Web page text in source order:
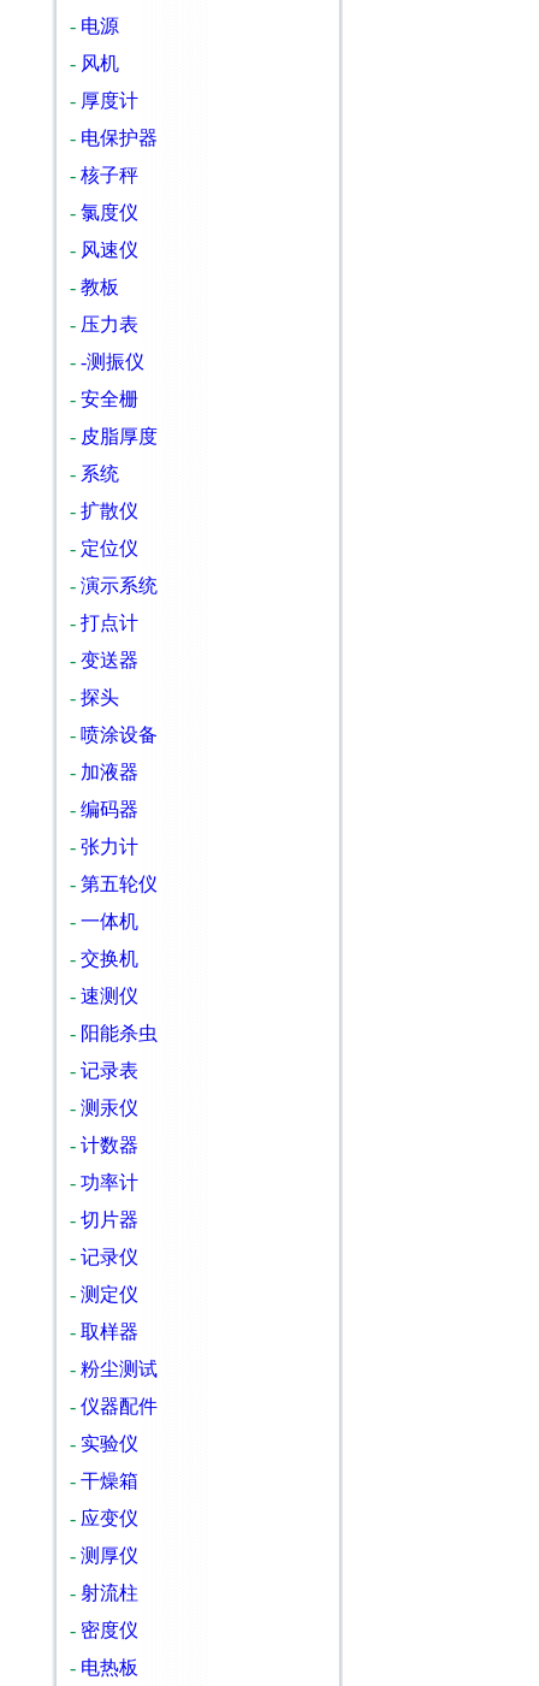
- 电源
- 风机
- 厚度计
- 电保护器
- 核子秤
- 氯度仪
- 风速仪
- 教板
- 压力表
- -测振仪
- 安全栅
- 皮脂厚度
- 系统
- 扩散仪
- 定位仪
- 演示系统
- 打点计
- 变送器
- 探头
- 喷涂设备
- 加液器
- 编码器
- 张力计
- 第五轮仪
- 一体机
- 交换机
- 速测仪
- 阳能杀虫
- 记录表
- 测汞仪
- 计数器
- 功率计
- 切片器
- 记录仪
- 测定仪
- 取样器
- 粉尘测试
- 仪器配件
- 实验仪
- 干燥箱
- 应变仪
- 测厚仪
- 射流柱
- 密度仪
- 电热板